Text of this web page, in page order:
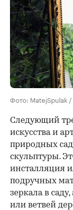
Фото: MatejSpulak
Следующий
искусства и
природных
скульптуры.
инсталляция
подручных
зеркала в
или ветвей